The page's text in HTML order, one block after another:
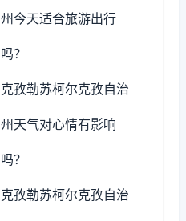
州今天适合旅游出行
吗？
克孜勒苏柯尔克孜自治
州天气对心情有影响
吗？
克孜勒苏柯尔克孜自治